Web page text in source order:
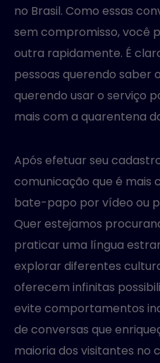
no Brasil. Como essas
sem compromisso, você
outra rapidamente. É
pessoas querendo saber
querendo usar o serviço
mais com a quarentena
Após efetuar seu
comunicação que é mais
bate-papo por vídeo ou
Quer estejamos
praticar uma língua
explorar diferentes
oferecem infinitas
evite comportamentos
de conversas que
maioria dos visitantes no